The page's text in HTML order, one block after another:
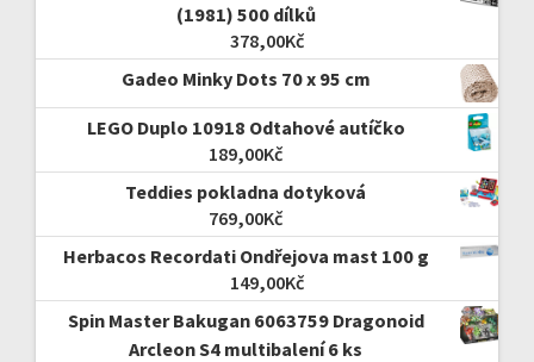
(1981) 500 dílků
378,00Kč
Gadeo Minky Dots 70 x 95 cm
LEGO Duplo 10918 Odtahové autíčko
189,00Kč
Teddies pokladna dotyková
769,00Kč
Herbacos Recordati Ondřejova mast 100 g
149,00Kč
Spin Master Bakugan 6063759 Dragonoid
Arcleon S4 multibalení 6 ks